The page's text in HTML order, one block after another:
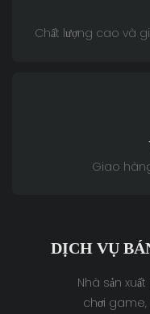
Chất lượng cao và
Giao
DỊCH VỤ
Nhà sản
chơi game,